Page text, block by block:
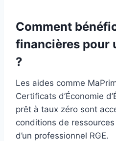
Comment
financières pour
?
Les aides comme
Certificats d’Économie
prêt à taux zéro sont
conditions de
d’un professionnel RGE.